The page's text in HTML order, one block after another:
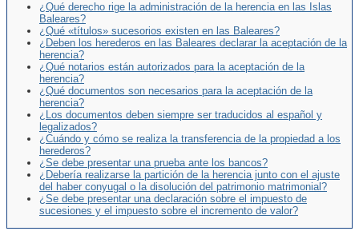
¿Qué derecho rige la administración de la herencia en las Islas
Baleares?
¿Qué «títulos» sucesorios existen en las Baleares?
¿Deben los herederos en las Baleares declarar la aceptación de la
herencia?
¿Qué notarios están autorizados para la aceptación de la
herencia?
¿Qué documentos son necesarios para la aceptación de la
herencia?
¿Los documentos deben siempre ser traducidos al español y
legalizados?
¿Cuándo y cómo se realiza la transferencia de la propiedad a los
herederos?
¿Se debe presentar una prueba ante los bancos?
¿Debería realizarse la partición de la herencia junto con el ajuste
del haber conyugal o la disolución del patrimonio matrimonial?
¿Se debe presentar una declaración sobre el impuesto de
sucesiones y el impuesto sobre el incremento de valor?